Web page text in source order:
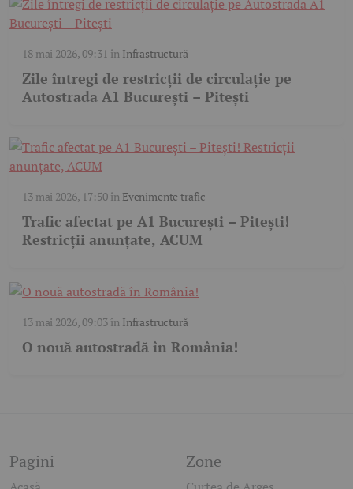
18 mai 2026, 09:31 în Infrastructură
Zile întregi de restricții de circulație pe
Autostrada A1 București – Pitești
13 mai 2026, 17:50în Evenimente trafic
Trafic afectat pe A1 București – Pitești!
Restricții anunțate, ACUM
13 mai 2026, 09:03în Infrastructură
O nouă autostradă în România!
Pagini Zone